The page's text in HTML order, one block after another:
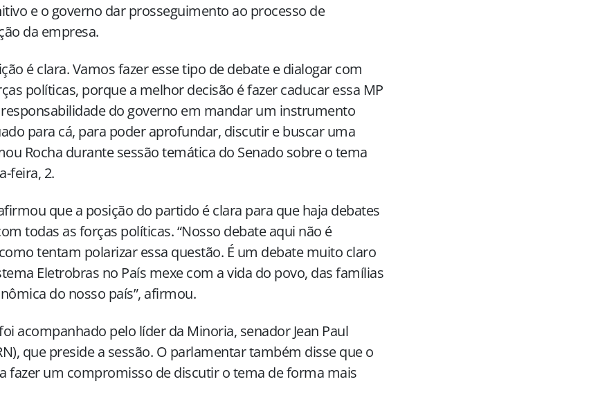
e o governo dar prosseguimento ao processo de
da empresa.
é clara. Vamos fazer esse tipo de debate e dialogar com
políticas, porque a melhor decisão é fazer caducar essa MP
do governo em mandar um instrumento
para cá, para poder aprofundar, discutir e buscar uma
Rocha durante sessão temática do Senado sobre o tema
feira, 2.
que a posição do partido é clara para que haja debates
todas as forças políticas. “Nosso debate aqui não é
tentam polarizar essa questão. É um debate muito claro
Eletrobras no País mexe com a vida do povo, das famílias
do nosso país”, afirmou.
acompanhado pelo líder da Minoria, senador Jean Paul
que preside a sessão. O parlamentar também disse que o
fazer um compromisso de discutir o tema de forma mais